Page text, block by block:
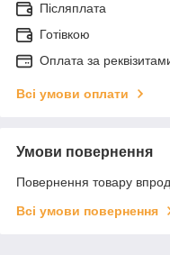
Післяплата
Готівкою
Оплата за
Всі умови оплати
Умови повернення
Повернення товару
Всі умови повернення